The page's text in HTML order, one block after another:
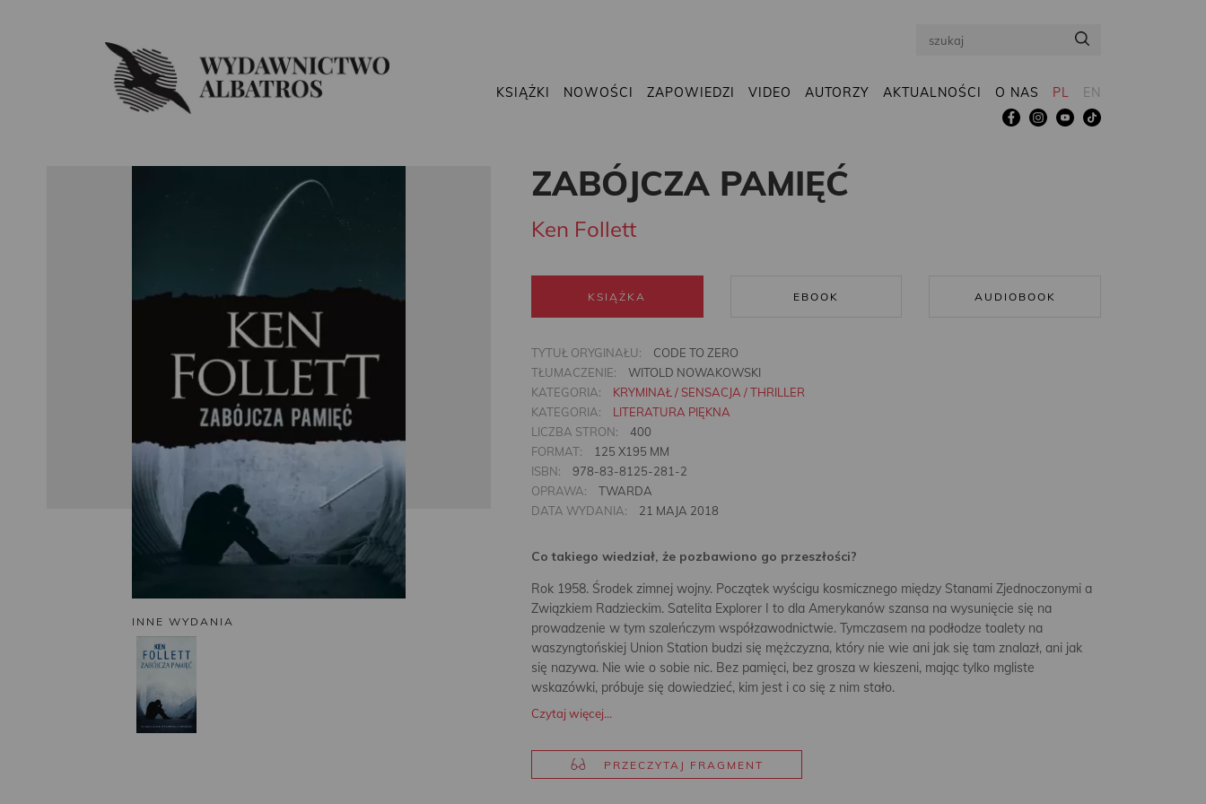
Search
KSIĄŻKI NOWOŚCI ZAPOWIEDZI VIDEO AUTORZY AKTUALNOŚCI O NAS PL EN
ZABÓJCZA PAMIĘĆ
Ken Follett
KSIĄŻKA EBOOK AUDIOBOOK
TYTUŁ ORYGINAŁU:
CODE TO ZERO
TŁUMACZENIE:
WITOLD NOWAKOWSKI
KATEGORIA:
KRYMINAŁ / SENSACJA / THRILLER
KATEGORIA:
LITERATURA PIĘKNA
LICZBA STRON:
400
FORMAT:
125 X195 MM
ISBN:
978-83-8125-281-2
OPRAWA:
TWARDA
DATA WYDANIA:
21 MAJA 2018
Co takiego wiedział, że pozbawiono go przeszłości?
Rok 1958. Środek zimnej wojny. Początek wyścigu kosmicznego między Stanami Zjednoczonymi a
Związkiem Radzieckim. Satelita Explorer I to dla Amerykanów szansa na wysunięcie się na
prowadzenie w tym szaleńczym współzawodnictwie. Tymczasem na podłodze toalety na
waszyngtońskiej Union Station budzi się mężczyzna, który nie wie ani jak się tam znalazł, ani jak
się nazywa. Nie wie o sobie nic. Bez pamięci, bez grosza w kieszeni, mając tylko mgliste
wskazówki, próbuje się dowiedzieć, kim jest i co się z nim stało.
Czytaj więcej...
PRZECZYTAJ FRAGMENT
INNE WYDANIA